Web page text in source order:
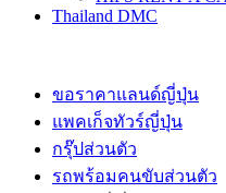
Thailand DMC
ขอราคาแลนด์ญี่ปุ่น
แพคเก็จทัวร์ญี่ปุ่น
กรุ๊ปส่วนตัว
รถพร้อมคนขับส่วนตัว